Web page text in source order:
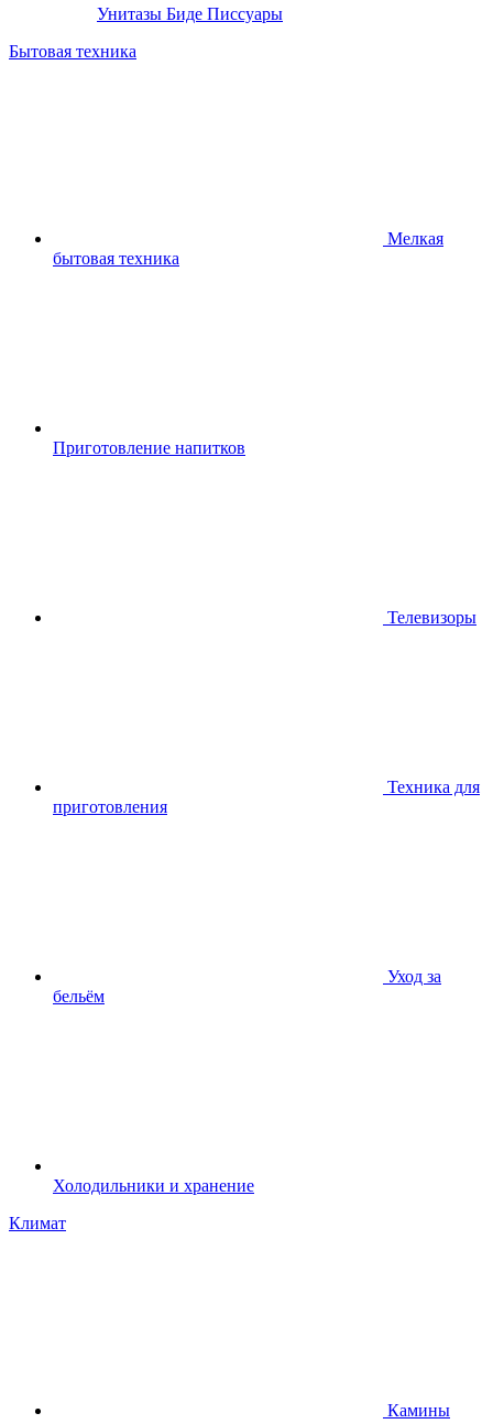
Унитазы Биде Писсуары
Бытовая техника
Мелкая
бытовая техника
Приготовление напитков
Телевизоры
Техника для
приготовления
Уход за
бельём
Холодильники и хранение
Климат
Камины